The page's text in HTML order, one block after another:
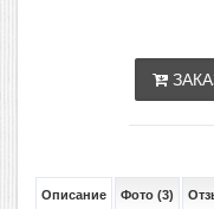
Описание Фото (3)